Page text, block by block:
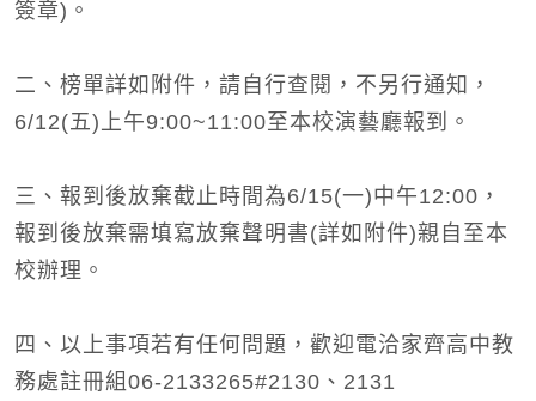
簽章)。
二、榜單詳如附件，請自行查閱，不另行通知，
6/12(五)上午9:00~11:00至本校演藝廳報到。
三、報到後放棄截止時間為6/15(一)中午12:00，
報到後放棄需填寫放棄聲明書(詳如附件)親自至本
校辦理。
四、以上事項若有任何問題，歡迎電洽家齊高中教
務處註冊組06-2133265#2130、2131